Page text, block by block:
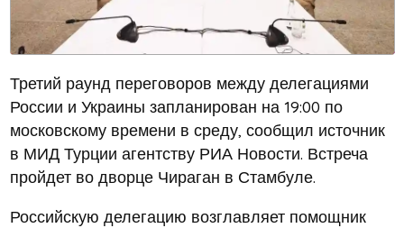
Третий раунд переговоров между делегациями
России и Украины запланирован на 19:00 по
московскому времени в среду, сообщил источник
в МИД Турции агентству РИА Новости. Встреча
пройдет во дворце Чираган в Стамбуле.
Российскую делегацию возглавляет помощник